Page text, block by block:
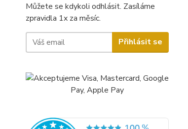
Můžete se kdykoli odhlásit. Zasíláme
zpravidla 1x za měsíc.
Přihlásit se